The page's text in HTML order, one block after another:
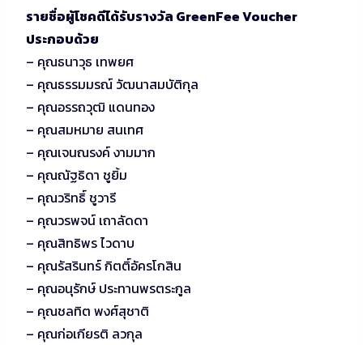
รายชื่อผู้โชคดีได้รับรางวัล GreenFee Voucher
ประกอบด้วย
– คุณธนาวุธ​ เทพยศ
– คุณธรรมมรณ์ วัฒนาสมบัติกุล
– คุณอรรถวุฒิ แดนทอง
– คุณสมหมาย​ สนเทศ​
– คุณเจนณรงค์ งามมาก
– คุณณัฐธิดา ชูยิ้ม
– คุณวริทธิ์ ชูวารี
– คุณวรพจน์ เถาลัดดา
– คุณสิทธิพร ไวดาบ
– คุณรัสรินทร์ กิตติ์อัครโกสิน
– คุณอนุรักษ์ ประทานพรตระกูล
– คุณชลทิต พงศ์สุชาติ
– คุณก่อเกียรติ ลวกุล